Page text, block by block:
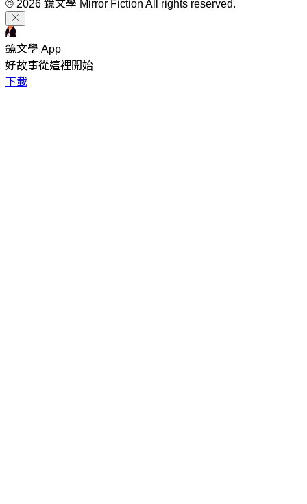
© 2026 鏡文學 Mirror Fiction All rights reserved.
鏡文學 App
好故事從這裡開始
下載